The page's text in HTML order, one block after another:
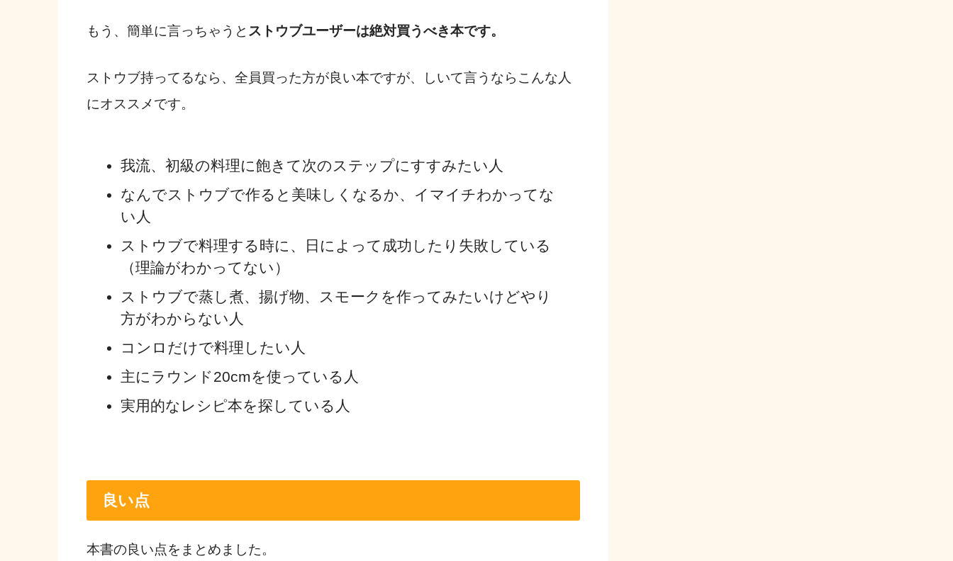
もう、簡単に言っちゃうと ストウブユーザーは絶対買うべき本です。
ストウブ持ってるなら、全員買った方が良い本ですが、しいて言うならこんな人
にオススメです。
我流、初級の料理に飽きて次のステップにすすみたい人
なんでストウブで作ると美味しくなるか、イマイチわかってな
い人
ストウブで料理する時に、日によって成功したり失敗している
（理論がわかってない）
ストウブで蒸し煮、揚げ物、スモークを作ってみたいけどやり
方がわからない人
コンロだけで料理したい人
主にラウンド20cmを使っている人
実用的なレシピ本を探している人
良い点
本書の良い点をまとめました。